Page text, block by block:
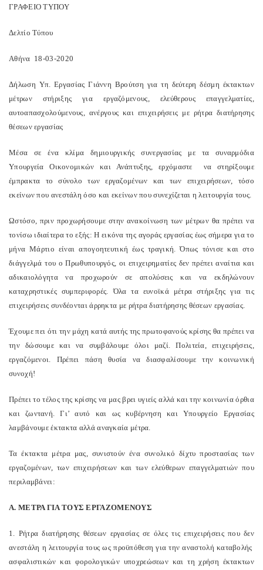
ΓΡΑΦΕΙΟ ΤΥΠΟΥ
Δελτίο Τύπου
Αθήνα 18-03-2020
Δήλωση Υπ. Εργασίας Γιάννη Βρούτση για τη δεύτερη δέσμη έκτακτων
μέτρων στήριξης για εργαζόμενους, ελεύθερους επαγγελματίες,
αυτοαπασχολούμενους, ανέργους και επιχειρήσεις με ρήτρα διατήρησης
θέσεων εργασίας
Μέσα σε ένα κλίμα δημιουργικής συνεργασίας με τα συναρμόδια
Υπουργεία Οικονομικών και Ανάπτυξης, ερχόμαστε να στηρίξουμε
έμπρακτα το σύνολο των εργαζομένων και των επιχειρήσεων, τόσο
εκείνων που ανεστάλη όσο και εκείνων που συνεχίζεται η λειτουργία τους.
Ωστόσο, πριν προχωρήσουμε στην ανακοίνωση των μέτρων θα πρέπει να
τονίσω ιδιαίτερα το εξής: Η εικόνα της αγοράς εργασίας έως σήμερα για το
μήνα Μάρτιο είναι απογοητευτική έως τραγική. Όπως τόνισε και στο
διάγγελμά του ο Πρωθυπουργός, οι επιχειρηματίες δεν πρέπει αναίτια και
αδικαιολόγητα να προχωρούν σε απολύσεις και να εκδηλώνουν
καταχρηστικές συμπεριφορές. Όλα τα ευνοϊκά μέτρα στήριξης για τις
επιχειρήσεις συνδέονται άρρηκτα με ρήτρα διατήρησης θέσεων εργασίας.
Έχουμε πει ότι την μάχη κατά αυτής της πρωτοφανούς κρίσης θα πρέπει να
την δώσουμε και να συμβάλουμε όλοι μαζί. Πολιτεία, επιχειρήσεις,
εργαζόμενοι. Πρέπει πάση θυσία να διασφαλίσουμε την κοινωνική
συνοχή!
Πρέπει το τέλος της κρίσης να μας βρει υγιείς αλλά και την κοινωνία όρθια
και ζωντανή. Γι’ αυτό και ως κυβέρνηση και Υπουργείο Εργασίας
λαμβάνουμε έκτακτα αλλά αναγκαία μέτρα.
Τα έκτακτα μέτρα μας, συνιστούν ένα συνολικό δίχτυ προστασίας των
εργαζομένων, των επιχειρήσεων και των ελεύθερων επαγγελματιών που
περιλαμβάνει:
Α. ΜΕΤΡΑ ΓΙΑ ΤΟΥΣ ΕΡΓΑΖΟΜΕΝΟΥΣ
1. Ρήτρα διατήρησης θέσεων εργασίας σε όλες τις επιχειρήσεις που δεν
ανεστάλη η λειτουργία τους ως προϋπόθεση για την αναστολή καταβολής
ασφαλιστικών και φορολογικών υποχρεώσεων και τη χρήση έκτακτων